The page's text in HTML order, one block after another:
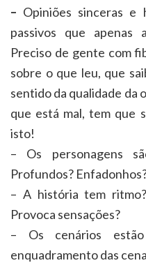
– Opiniões sinceras e
passivos que apenas
Preciso de gente com
sobre o que leu, que
sentido da qualidade da
que está mal, tem que
isto!
– Os personagens
Profundos?
– A história tem
Provoca sensações?
– Os cenários
enquadramento das